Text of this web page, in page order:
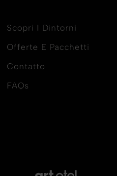
Scopri I Dintorni
Offerte E Pacchetti
Contatto
FAQs